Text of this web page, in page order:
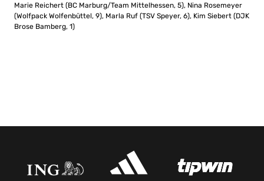
Marie Reichert (BC Marburg/Team Mittelhessen, 5), Nina Rosemeyer
(Wolfpack Wolfenbüttel, 9), Marla Ruf (TSV Speyer, 6), Kim Siebert (DJK
Brose Bamberg, 1)